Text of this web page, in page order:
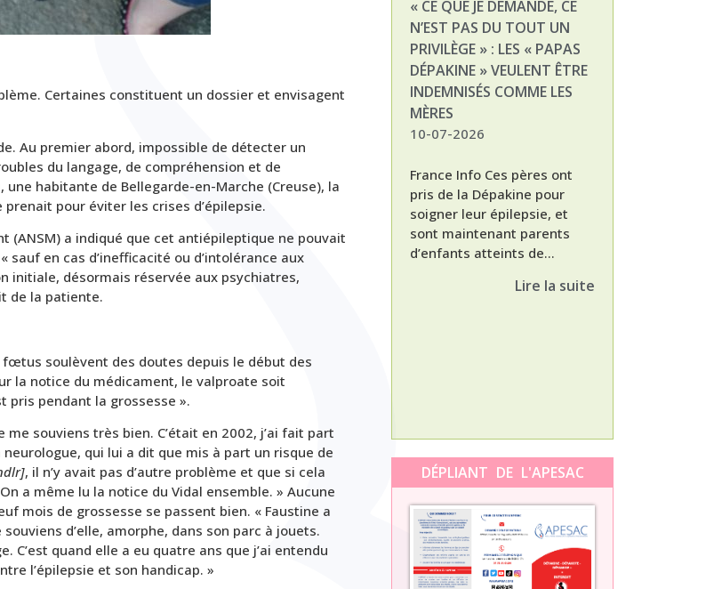
Certaines constituent un dossier et envisagent
Au premier abord, impossible de détecter un
du langage, de compréhension et de
habitante de Bellegarde-en-Marche (Creuse), la
pour éviter les crises d’épilepsie.
(ANSM) a indiqué que cet antiépileptique ne pouvait
en cas d’inefficacité ou d’intolérance aux
initiale, désormais réservée aux psychiatres,
de la patiente.
soulèvent des doutes depuis le début des
la notice du médicament, le valproate soit
pris pendant la grossesse ».
souviens très bien. C’était en 2002, j’ai fait part
qui lui a dit que mis à part un risque de
, il n’y avait pas d’autre problème et que si cela
a même lu la notice du Vidal ensemble. » Aucune
mois de grossesse se passent bien. « Faustine a
d’elle, amorphe, dans son parc à jouets.
C’est quand elle a eu quatre ans que j’ai entendu
l’épilepsie et son handicap. »
« CE QUE JE DEMANDE, CE
N’EST PAS DU TOUT UN
PRIVILÈGE » : LES « PAPAS
DÉPAKINE » VEULENT ÊTRE
INDEMNISÉS COMME LES
MÈRES
10-07-2026
France Info Ces pères ont
pris de la Dépakine pour
soigner leur épilepsie, et
sont maintenant parents
d’enfants atteints de...
Lire la suite
DÉPLIANT DE L'APESAC